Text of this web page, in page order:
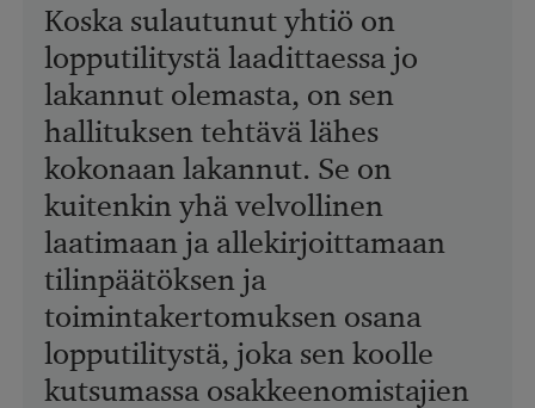
Koska sulautunut yhtiö on
lopputilitystä laadittaessa jo
lakannut olemasta, on sen
hallituksen tehtävä lähes
kokonaan lakannut. Se on
kuitenkin yhä velvollinen
laatimaan ja allekirjoittamaan
tilinpäätöksen ja
toimintakertomuksen osana
lopputilitystä, joka sen koolle
kutsumassa osakkeenomistajien